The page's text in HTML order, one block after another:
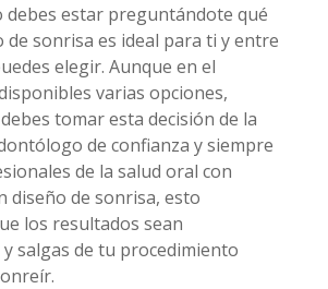
debes estar preguntándote qué
de sonrisa es ideal para ti y entre
elegir. Aunque en el
varias opciones,
tomar esta decisión de la
de confianza y siempre
de la salud oral con
diseño de sonrisa, esto
los resultados sean
salgas de tu procedimiento